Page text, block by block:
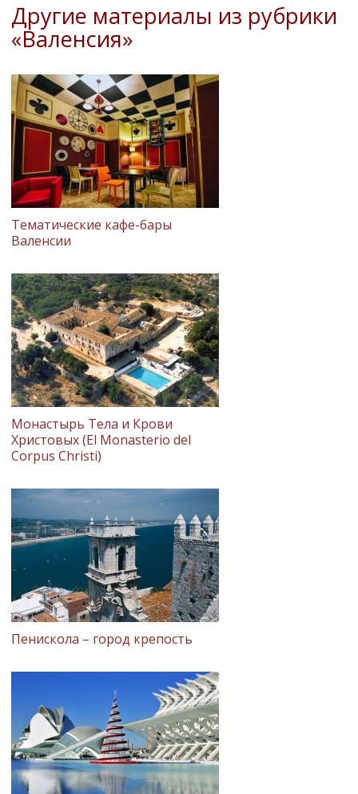
Другие материалы из рубрики
«Валенсия»
Тематические кафе-бары
Валенсии
Монастырь Тела и Крови
Христовых (El Monasterio del
Corpus Christi)
Пенискола – город крепость